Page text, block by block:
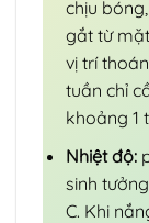
chịu
gắt từ
vị trí
tuần chỉ
khoảng 1
Nhiệt độ:
sinh
C. Khi